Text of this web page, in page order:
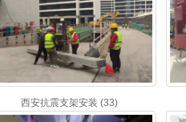
西安抗震支架安装 (33)